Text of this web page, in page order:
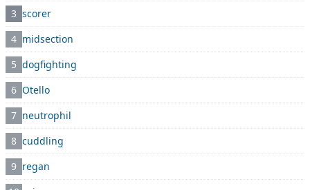
3 scorer
4 midsection
5 dogfighting
6 Otello
7 neutrophil
8 cuddling
9 regan